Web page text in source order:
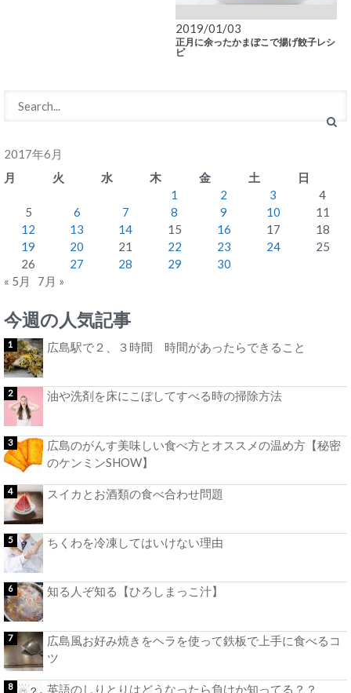
2019/01/03
正月に余ったかまぼこで揚げ餃子レシ
ピ
2017年6月
月
火 水 木 金 土
日
1
2 3
4
5
6 7 8 9 10
11
12
13 14 15 16 17
18
19
20 21 22 23 24
25
26
27 28 29
30
« 5月
7月 »
今週の人気記事
広島駅で２、３時間 時間があったらできること
油や洗剤を床にこぼしてすべる時の掃除方法
広島のがんす美味しい食べ方とオススメの温め方【秘密
のケンミンSHOW】
スイカとお酒類の食べ合わせ問題
ちくわを冷凍してはいけない理由
知る人ぞ知る【ひろしまっこ汁】
広島風お好み焼きをヘラを使って鉄板で上手に食べるコ
ツ
英語のしりとりはどうなったら負けか知ってる？？